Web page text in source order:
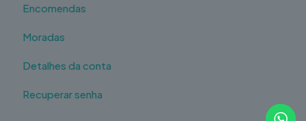
Encomendas
Moradas
Detalhes da conta
Recuperar senha